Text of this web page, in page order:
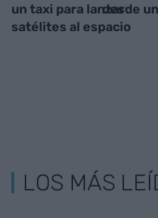
un taxi para lanzar
satélites al espacio
desde
LOS MÁS